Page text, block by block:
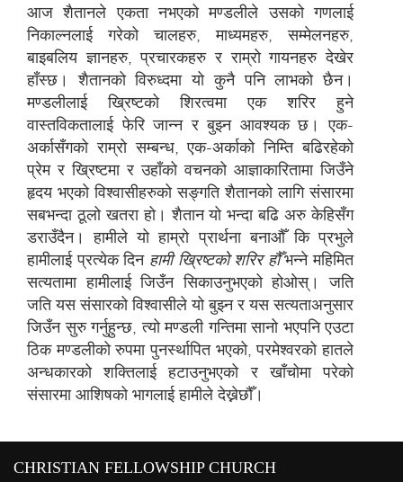
आज शैतानले एकता नभएको मण्डलीले उसको गणलाई
निकाल्नलाई गरेको चालहरु, माध्यमहरु, सम्मेलनहरु,
बाइबलिय ज्ञानहरु, प्रचारकहरु र राम्रो गायनहरु देखेर
हाँस्छ। शैतानको विरुध्दमा यो कुनै पनि लाभको छैन।
मण्डलीलाई ख्रिष्टको शिरत्वमा एक शरिर हुने
वास्तविकतालाई फेरि जान्न र बुझ्न आवश्यक छ। एक-
अर्कासँगको राम्रो सम्बन्ध, एक-अर्काको निम्ति बढिरहेको
प्रेम र ख्रिष्टमा र उहाँको वचनको आज्ञाकारितामा जिउँने
हृदय भएको विश्वासीहरुको सङ्गति शैतानको लागि संसारमा
सबभन्दा ठूलो खतरा हो। शैतान यो भन्दा बढि अरु केहिसँग
डराउँदैन। हामीले यो हाम्रो प्रार्थना बनाऔँ कि प्रभुले
हामीलाई प्रत्येक दिन हामी ख्रिष्टको शरिर हौँभन्ने महिमित
सत्यतामा हामीलाई जिउँन सिकाउनुभएको होओस्। जति
जति यस संसारको विश्वासीले यो बुझ्न र यस सत्यताअनुसार
जिउँन सुरु गर्नुहुन्छ, त्यो मण्डली गन्तिमा सानो भएपनि एउटा
ठिक मण्डलीको रुपमा पुनर्स्थापित भएको, परमेश्वरको हातले
अन्धकारको शक्तिलाई हटाउनुभएको र खाँचोमा परेको
संसारमा आशिषको भागलाई हामीले देख्नेछौँ।
CHRISTIAN FELLOWSHIP CHURCH